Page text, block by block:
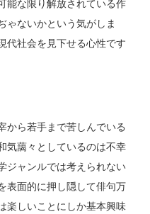
能な限り解放されている作
ゃないかという気がしま
代社会を見下せる心性です
から若手まで苦しんでいる
気藹々としているのは不幸
ジャンルでは考えられない
表面的に押し隠して俳句万
楽しいことにしか基本興味